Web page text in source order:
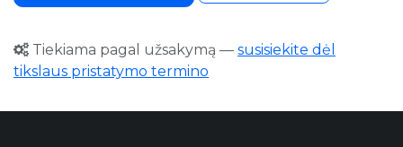
Tiekiama pagal užsakymą — susisiekite dėl
tikslaus pristatymo termino